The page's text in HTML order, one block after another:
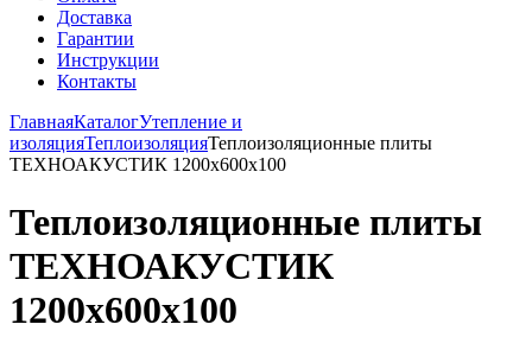
Доставка
Гарантии
Инструкции
Контакты
ГлавнаяКаталогУтепление и
изоляцияТеплоизоляцияТеплоизоляционные плиты
ТЕХНОАКУСТИК 1200х600х100
Теплоизоляционные плиты
ТЕХНОАКУСТИК
1200х600х100